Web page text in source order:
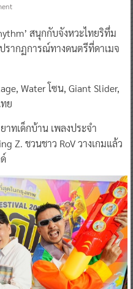
สนุกกับจังหวะไทยริทึ่ม
รากฏการณ์ทางดนตรีที่ดาเมจ
Water โซน, Giant Slider,
ย
าทเด็กบ้าน เพลงประจำ
Z. ชวนชาว RoV วางเกมแล้ว